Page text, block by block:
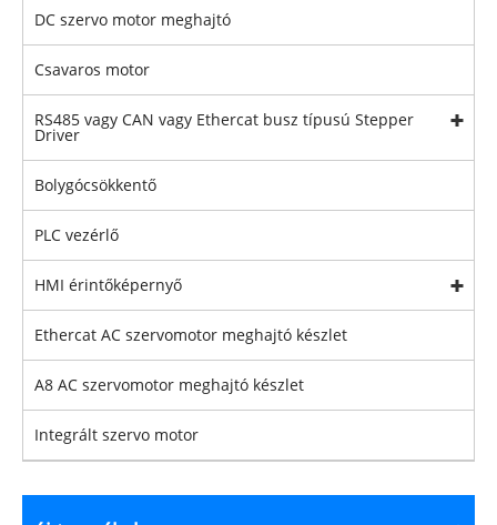
DC szervo motor meghajtó
Csavaros motor
RS485 vagy CAN vagy Ethercat busz típusú Stepper
Driver
Bolygócsökkentő
PLC vezérlő
HMI érintőképernyő
Ethercat AC szervomotor meghajtó készlet
A8 AC szervomotor meghajtó készlet
Integrált szervo motor